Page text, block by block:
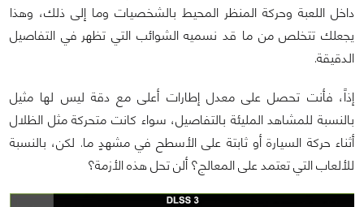
داخل اللعبة وحركة المنظر المحيط بالشخصيات وما إلى ذلك، وهذا
يجعلك تتخلص من ما قد نسميه الشوائب التي تظهر في التفاصيل
الدقيقة.
إذاً، فأنت تحصل على معدل إطارات أعلى مع دقة ليس لها مثيل
بالنسبة للمشاهد المليئة بالتفاصيل، سواء كانت متحركة مثل الظلال
أثناء حركة السيارة أو ثابتة على الأسطح في مشهدٍ ما. لكن، بالنسبة
للألعاب التي تعتمد على المعالج؟ ألن تحل هذه الأزمة؟